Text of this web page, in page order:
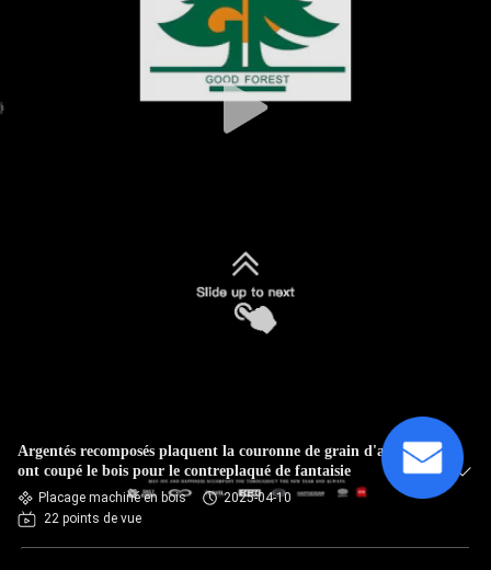
Argentés recomposés plaquent la couronne de grain d'abricot
ont coupé le bois pour le contreplaqué de fantaisie
Placage machiné en bois
2025-04-10
22 points de vue